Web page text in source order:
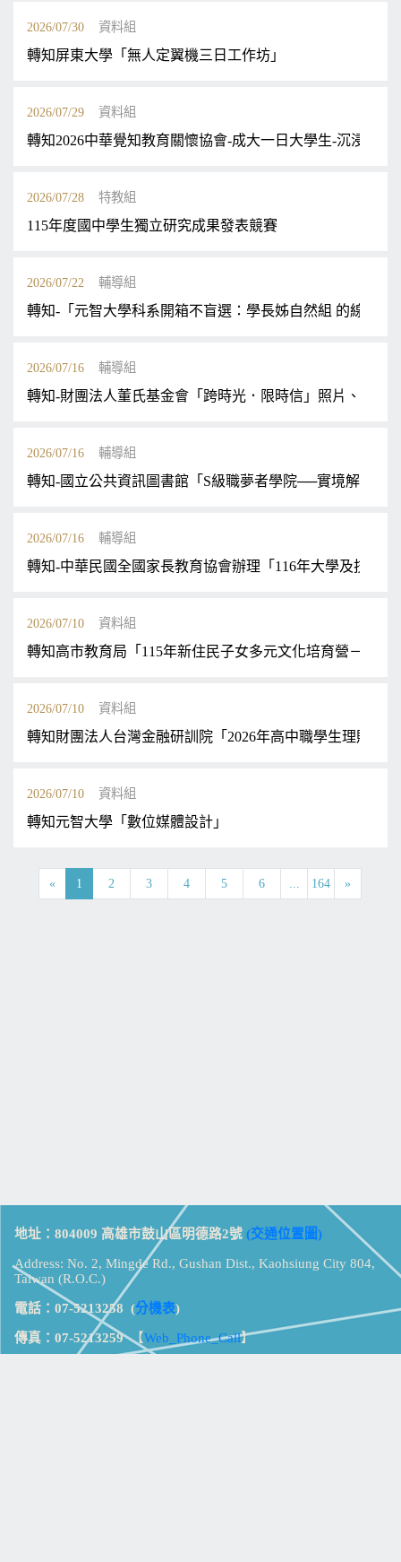
2026/07/30 資料組
轉知屏東大學「無人定翼機三日工作坊」
2026/07/29 資料組
轉知2026中華覺知教育關懷協會-成大一日大學生-沉浸式學
2026/07/28 特教組
115年度國中學生獨立研究成果發表競賽
2026/07/22 輔導組
轉知-「元智大學科系開箱不盲選：學長姊自然組 的線上說
2026/07/16 輔導組
轉知-財團法人董氏基金會「跨時光．限時信」照片、短文
2026/07/16 輔導組
轉知-國立公共資訊圖書館「S級職夢者學院──實境解謎暨
2026/07/16 輔導組
轉知-中華民國全國家長教育協會辦理「116年大學及技 專
2026/07/10 資料組
轉知高市教育局「115年新住民子女多元文化培育營－職涯
2026/07/10 資料組
轉知財團法人台灣金融研訓院「2026年高中職學生理財營」
2026/07/10 資料組
轉知元智大學「數位媒體設計」
« 1 2 3 4 5 6 ... 164 »
地址：804009 高雄市鼓山區明德路2號 (交通位置圖)
Address: No. 2, Mingde Rd., Gushan Dist., Kaohsiung City 804,
Taiwan (R.O.C.)
電話：07-5213258 (分機表)
傳真：07-5213259【Web_Phone_Call】